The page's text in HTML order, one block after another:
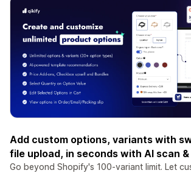
Add custom options, variants with
file upload, in seconds with AI scan
Go beyond Shopify's 100-variant limit. Let